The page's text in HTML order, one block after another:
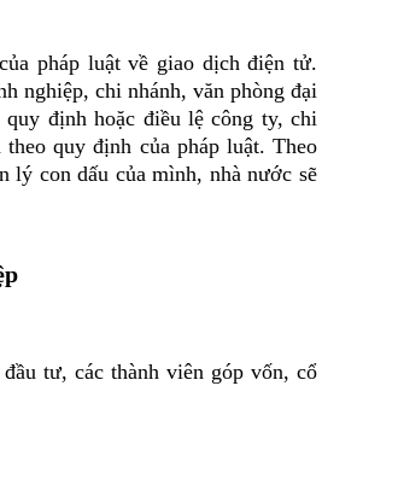
pháp luật về giao dịch điện tử.
nghiệp, chi nhánh, văn phòng đại
định hoặc điều lệ công ty, chi
quy định của pháp luật. Theo
lý con dấu của mình, nhà nước sẽ
tư, các thành viên góp vốn, cổ